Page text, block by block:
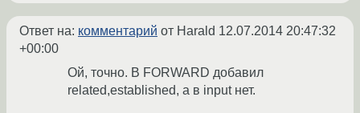
Ответ на: комментарий от Harald 12.07.2014 20:47:32
+00:00
Ой, точно. В FORWARD добавил
related,established, а в input нет.